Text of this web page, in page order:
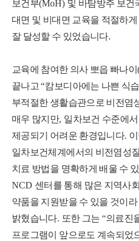
보건부(MoH) 및 바탐방주 보건
대면 및 비대면 교육을 적절하
잘 달성할 수 있었습니다.
교육에 참여한 의사 뽀읍 빠나이
끝나고“캄보디아에는 나쁜 식
부적절한 생활습관으로 비전염
매우 많지만, 일차보건 수준에
제공되기 어려운 환경입니다.
일차보건체계에서의 비전염성
치료 방법을 명확하게 배울 수
NCD 센터를 통해 많은 지역사
약품을 지원받을 수 있을 것이
밝혔습니다. 또한 그는 “의료진
프로그램이 앞으로도 계속되었